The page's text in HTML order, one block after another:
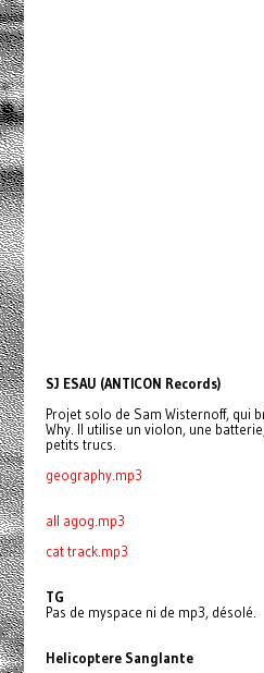
SJ ESAU (ANTICON Records)
Projet solo de Sam Wisternoff, qui
Why. Il utilise un violon, une
petits trucs.
geography.mp3
all agog.mp3
cat track.mp3
TG
Pas de myspace ni de mp3, désolé.
Helicoptere Sanglante